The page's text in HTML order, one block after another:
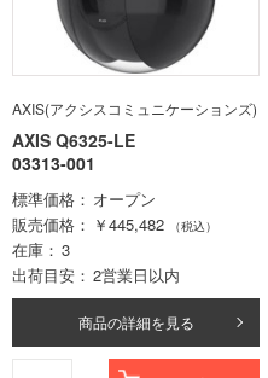
AXIS(アクシスコミュニケーションズ)
AXIS Q6325-LE
03313-001
標準価格
オープン
販売価格
￥445,482 （税込）
在庫
3
出荷目安
2営業日以内
商品の詳細を見る